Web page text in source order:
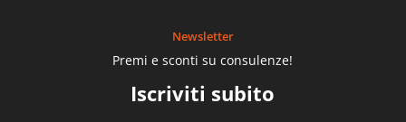
Newsletter
Premi e sconti su consulenze!
Iscriviti subito